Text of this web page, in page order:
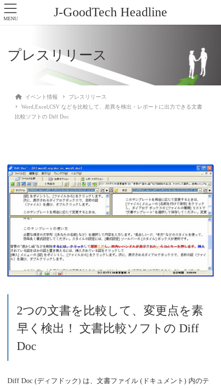
J-GoodTech Headline
プレスリリース
イベント情報
プレスリリース
Word,Excel,CSV などを比較して、差異を検出・レポートに出力できる文書
比較ソフトの Diff Doc
2つの文書を比較して、変更点を素
早く検出！ 文書比較ソフトの Diff
Doc
Diff Doc (ディフドック) は、文書ファイル (ドキュメント) 内のテ
MENU